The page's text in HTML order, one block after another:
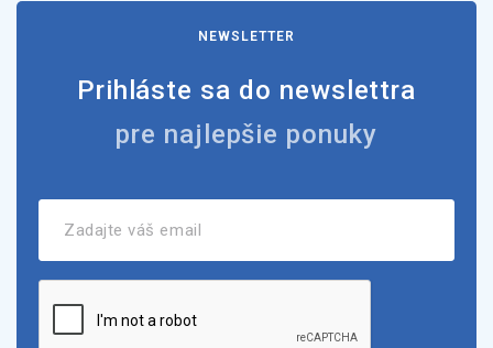
NEWSLETTER
Prihláste sa do newslettra
pre najlepšie ponuky